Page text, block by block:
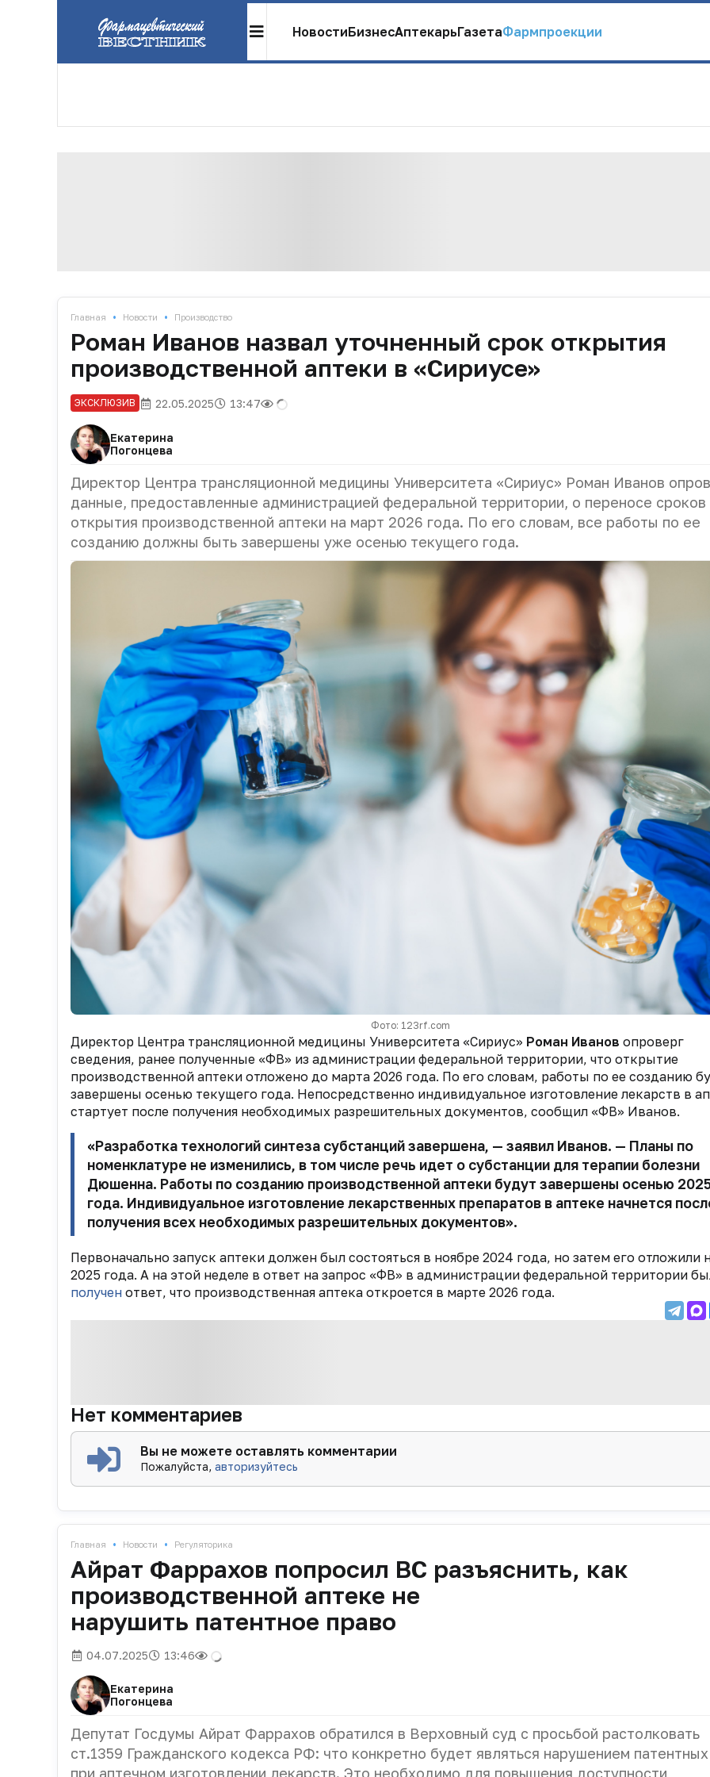
НовостиБизнесАптекарьГазетаФармпроекции
Главная • Новости • Производство
Роман Иванов назвал уточненный срок открытия
производственной аптеки в «Сириусе»
ЭКСКЛЮЗИВ 22.05.2025 13:47
Екатерина
Погонцева
Директор Центра трансляционной медицины Университета «Сириус» Роман Иванов
данные, предоставленные администрацией федеральной территории, о переносе сроков
открытия производственной аптеки на март 2026 года. По его словам, все работы по ее
созданию должны быть завершены уже осенью текущего года.
Фото: 123rf.com
Директор Центра трансляционной медицины Университета «Сириус» Роман Иванов опроверг
сведения, ранее полученные «ФВ» из администрации федеральной территории, что открытие
производственной аптеки отложено до марта 2026 года. По его словам, работы по ее созданию
завершены осенью текущего года. Непосредственно индивидуальное изготовление лекарств в
стартует после получения необходимых разрешительных документов, сообщил «ФВ» Иванов.
«Разработка технологий синтеза субстанций завершена, — заявил Иванов. — Планы по
номенклатуре не изменились, в том числе речь идет о субстанции для терапии болезни
Дюшенна. Работы по созданию производственной аптеки будут завершены осенью
года. Индивидуальное изготовление лекарственных препаратов в аптеке начнется
получения всех необходимых разрешительных документов».
Первоначально запуск аптеки должен был состояться в ноябре 2024 года, но затем его отложили
2025 года. А на этой неделе в ответ на запрос «ФВ» в администрации федеральной территории
получен ответ, что производственная аптека откроется в марте 2026 года.
Нет комментариев
Вы не можете оставлять комментарии
Пожалуйста,авторизуйтесь
Главная • Новости • Регуляторика
Айрат Фаррахов попросил ВС разъяснить, как
производственной аптеке не
нарушить патентное право
04.07.2025 13:46
Екатерина
Погонцева
Депутат Госдумы Айрат Фаррахов обратился в Верховный суд с просьбой растолковать
ст.1359 Гражданского кодекса РФ: что конкретно будет являться нарушением
при аптечном изготовлении лекарств. Это необходимо для повышения доступности